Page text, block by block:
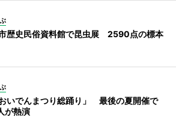
歴史民俗資料館で昆虫展 2590点の標本
おいでんまつり総踊り」 最後の夏開催で
が熱演